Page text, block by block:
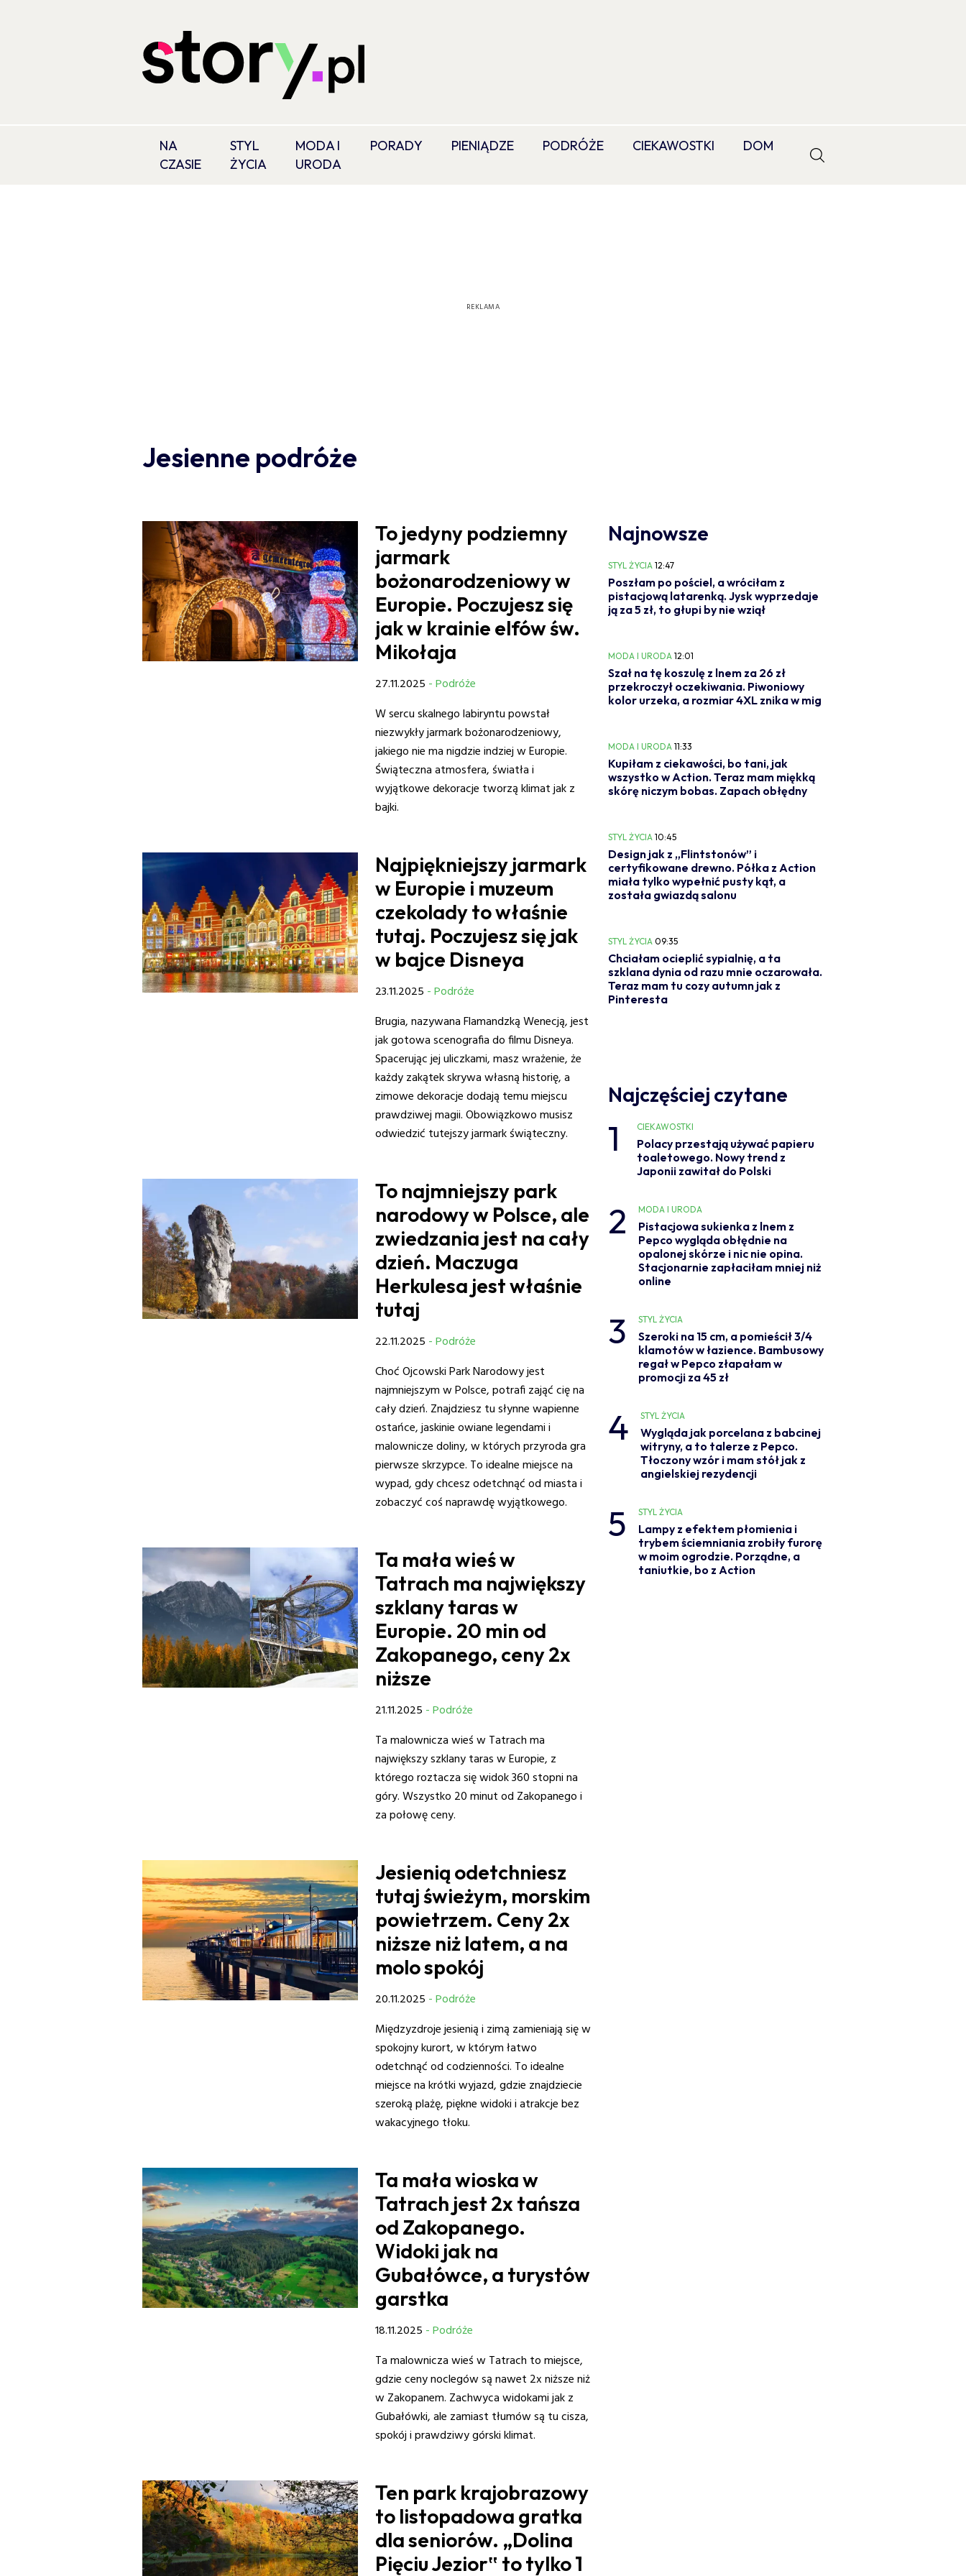
NA
CZASIE
STYL
ŻYCIA
MODA I
URODA
PORADY PIENIĄDZE PODRÓŻE CIEKAWOSTKI DOM
Jesienne podróże
To jedyny podziemny
jarmark
bożonarodzeniowy w
Europie. Poczujesz się
jak w krainie elfów św.
Mikołaja
27.11.2025 - Podróże
W sercu skalnego labiryntu powstał
niezwykły jarmark bożonarodzeniowy,
jakiego nie ma nigdzie indziej w Europie.
Świąteczna atmosfera, światła i
wyjątkowe dekoracje tworzą klimat jak z
bajki.
Najpiękniejszy jarmark
w Europie i muzeum
czekolady to właśnie
tutaj. Poczujesz się jak
w bajce Disneya
23.11.2025 - Podróże
Brugia, nazywana Flamandzką Wenecją, jest
jak gotowa scenografia do filmu Disneya.
Spacerując jej uliczkami, masz wrażenie, że
każdy zakątek skrywa własną historię, a
zimowe dekoracje dodają temu miejscu
prawdziwej magii. Obowiązkowo musisz
odwiedzić tutejszy jarmark świąteczny.
To najmniejszy park
narodowy w Polsce, ale
zwiedzania jest na cały
dzień. Maczuga
Herkulesa jest właśnie
tutaj
22.11.2025 - Podróże
Choć Ojcowski Park Narodowy jest
najmniejszym w Polsce, potrafi zająć cię na
cały dzień. Znajdziesz tu słynne wapienne
ostańce, jaskinie owiane legendami i
malownicze doliny, w których przyroda gra
pierwsze skrzypce. To idealne miejsce na
wypad, gdy chcesz odetchnąć od miasta i
zobaczyć coś naprawdę wyjątkowego.
Ta mała wieś w
Tatrach ma największy
szklany taras w
Europie. 20 min od
Zakopanego, ceny 2x
niższe
21.11.2025 - Podróże
Ta malownicza wieś w Tatrach ma
największy szklany taras w Europie, z
którego roztacza się widok 360 stopni na
góry. Wszystko 20 minut od Zakopanego i
za połowę ceny.
Jesienią odetchniesz
tutaj świeżym, morskim
powietrzem. Ceny 2x
niższe niż latem, a na
molo spokój
20.11.2025 - Podróże
Międzyzdroje jesienią i zimą zamieniają się w
spokojny kurort, w którym łatwo
odetchnąć od codzienności. To idealne
miejsce na krótki wyjazd, gdzie znajdziecie
szeroką plażę, piękne widoki i atrakcje bez
wakacyjnego tłoku.
Ta mała wioska w
Tatrach jest 2x tańsza
od Zakopanego.
Widoki jak na
Gubałówce, a turystów
garstka
18.11.2025 - Podróże
Ta malownicza wieś w Tatrach to miejsce,
gdzie ceny noclegów są nawet 2x niższe niż
w Zakopanem. Zachwyca widokami jak z
Gubałówki, ale zamiast tłumów są tu cisza,
spokój i prawdziwy górski klimat.
Ten park krajobrazowy
to listopadowa gratka
dla seniorów. „Dolina
Pięciu Jezior‟ to tylko 1
Najnowsze
STYL ŻYCIA 12:47
Poszłam po pościel, a wróciłam z
pistacjową latarenką. Jysk wyprzedaje
ją za 5 zł, to głupi by nie wziął
MODA I URODA 12:01
Szał na tę koszulę z lnem za 26 zł
przekroczył oczekiwania. Piwoniowy
kolor urzeka, a rozmiar 4XL znika w mig
MODA I URODA 11:33
Kupiłam z ciekawości, bo tani, jak
wszystko w Action. Teraz mam miękką
skórę niczym bobas. Zapach obłędny
STYL ŻYCIA 10:45
Design jak z „Flintstonów” i
certyfikowane drewno. Półka z Action
miała tylko wypełnić pusty kąt, a
została gwiazdą salonu
STYL ŻYCIA 09:35
Chciałam ocieplić sypialnię, a ta
szklana dynia od razu mnie oczarowała.
Teraz mam tu cozy autumn jak z
Pinteresta
Najczęściej czytane
1 CIEKAWOSTKI
Polacy przestają używać papieru
toaletowego. Nowy trend z
Japonii zawitał do Polski
2 MODA I URODA
Pistacjowa sukienka z lnem z
Pepco wygląda obłędnie na
opalonej skórze i nic nie opina.
Stacjonarnie zapłaciłam mniej niż
online
3 STYL ŻYCIA
Szeroki na 15 cm, a pomieścił 3/4
klamotów w łazience. Bambusowy
regał w Pepco złapałam w
promocji za 45 zł
4 STYL ŻYCIA
Wygląda jak porcelana z babcinej
witryny, a to talerze z Pepco.
Tłoczony wzór i mam stół jak z
angielskiej rezydencji
5 STYL ŻYCIA
Lampy z efektem płomienia i
trybem ściemniania zrobiły furorę
w moim ogrodzie. Porządne, a
taniutkie, bo z Action